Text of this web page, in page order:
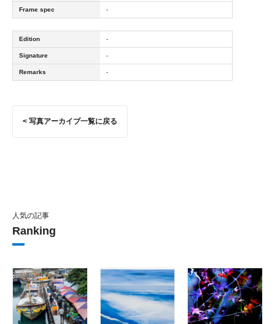
Frame spec -
Edition -
Signature -
Remarks -
< 写真アーカイブ一覧に戻る
人気の記事
Ranking